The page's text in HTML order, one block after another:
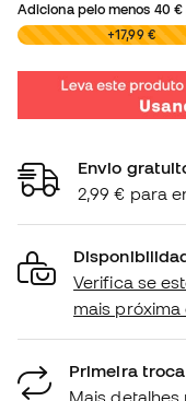
Adiciona pelo menos 40 €
0,00 € +17,99 €
Envio
2,99 € para
Verifica se
mais próxima
Primeira
Mais detalhes